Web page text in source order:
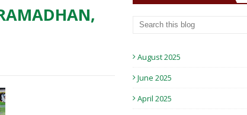
August 2025
June 2025
April 2025